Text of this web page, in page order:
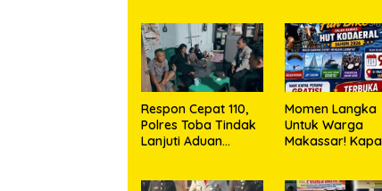
Warga Kurang
Mampu
Respon Cepat 110,
Polres Toba Tindak
Lanjuti Aduan
Momen Langka
Untuk Warga
Makassar!